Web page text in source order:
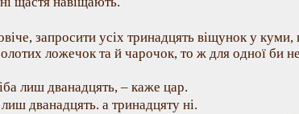
запросити усіх тринадцять віщунок у куми,
ложечок та й чарочок, то ж для одної би не
лиш дванадцять, – каже цар.
дванадцять. а тринадцяту ні.